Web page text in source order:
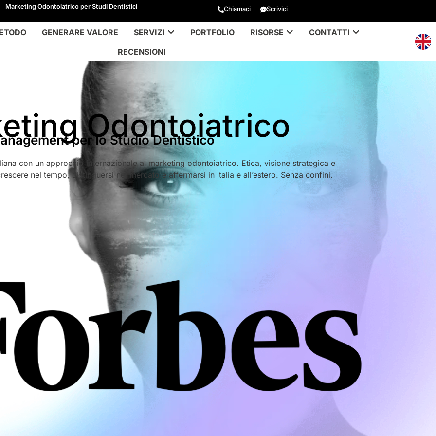
Marketing Odontoiatrico per Studi Dentistici Chiamaci Scrivici
GENERARE VALORE SERVIZI PORTFOLIO RISORSE
CONTATTI
RECENSIONI
Odontoiatrico
per lo Studio Dentistico
con un approccio internazionale al marketing odontoiatrico. Etica, visione strategica e
nel tempo, distinguersi nel mercato e affermarsi in Italia e all’estero. Senza confini.